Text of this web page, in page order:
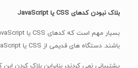
بلاک نبودن کدهای CSS یا JavaScript
باشند. دستگاه های قدیمی از CSS یا JavaScript